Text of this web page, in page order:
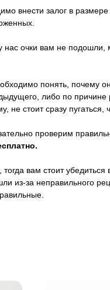
внести залог в
нас очки вам не
понять, почему
либо по
не стоит сразу пугаться,
проверим
тогда вам стоит
из-за неправильного